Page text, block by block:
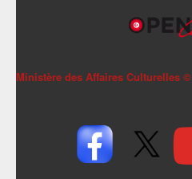
Ministère des Affaires Culturelles ©